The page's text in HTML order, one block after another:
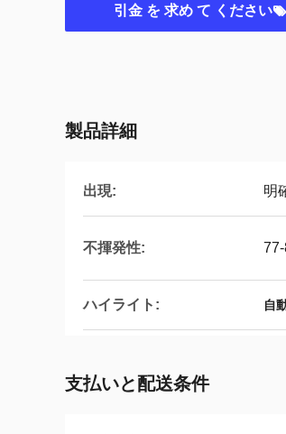
引金 を 求め て ください
製品詳細
出現: 明
不揮発性:
ハイライト: 自
支払いと配送条件